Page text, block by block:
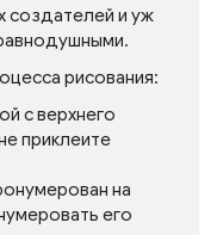
создателей и уж
рисования:
с верхнего
приклеите
на
его